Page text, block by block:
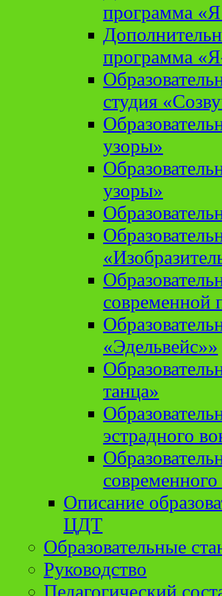
программа «Я
программа
студия
узоры»
узоры»
современной
«Эдельвейс»»
танца»
эстрадного
Описание
ЦДТ
Образовательные
Руководство
Педагогический